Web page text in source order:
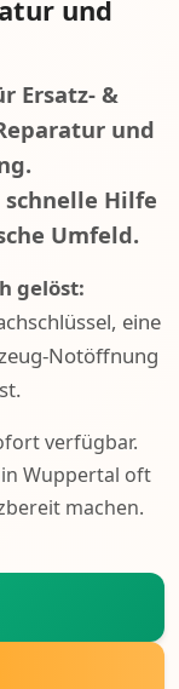
und
Ersatz- &
und
Hilfe
Umfeld.
gelöst:
eine
Notöffnung
verfügbar.
Wuppertal oft
machen.